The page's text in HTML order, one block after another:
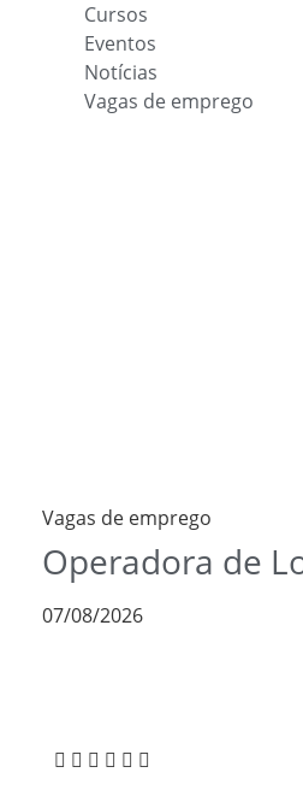
Cursos
Eventos
Notícias
Vagas de emprego
Vagas de emprego
Operadora de
07/08/2026